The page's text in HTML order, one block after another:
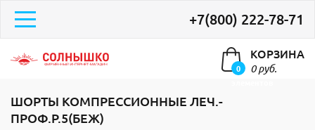
+7(800) 222-78-71
0
КОРЗИНА
0 руб.
ШОРТЫ КОМПРЕССИОННЫЕ ЛЕЧ.-
ПРОФ.Р.5(БЕЖ)